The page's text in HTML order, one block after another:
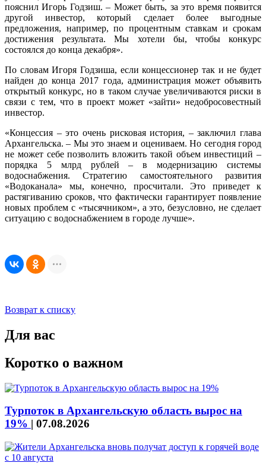
пояснил Игорь Годзиш. – Может быть, за это время появится
другой инвестор, который сделает более выгодные
предложения, например, по процентным ставкам и срокам
достижения результата. Мы хотели бы, чтобы конкурс
состоялся до конца декабря».
По словам Игоря Годзиша, если концессионер так и не будет
найден до конца 2017 года, администрация может объявить
открытый конкурс, но в таком случае увеличиваются риски в
связи с тем, что в проект может «зайти» недобросовестный
инвестор.
«Концессия – это очень рисковая история, – заключил глава
Архангельска. – Мы это знаем и оцениваем. Но сегодня город
не может себе позволить вложить такой объем инвестиций –
порядка 5 млрд рублей – в модернизацию системы
водоснабжения. Стратегию самостоятельного развития
«Водоканала» мы, конечно, просчитали. Это приведет к
растягиванию сроков, что фактически гарантирует появление
новых проблем с «тысячником», а это, безусловно, не сделает
ситуацию с водоснабжением в городе лучше».
Возврат к списку
Для вас
Коротко о важном
Турпоток в Архангельскую область вырос на
19% | 07.08.2026